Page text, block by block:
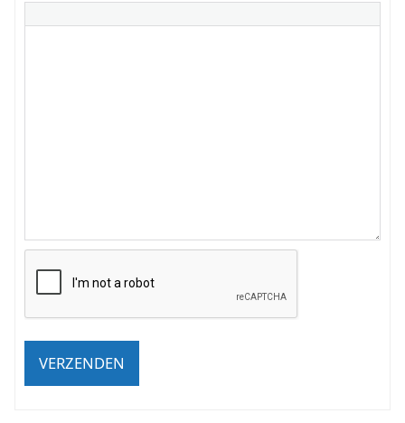
VERZENDEN